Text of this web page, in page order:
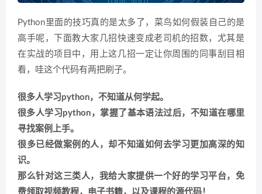
Python里面的技巧真的是太多了，菜鸟如何假装自己的是
高手呢，下面教大家几招快速变成老司机的招数，尤其是
在实战的项目中，用上这几招一定让你周围的同事刮目相
看，哇这个代码有两把刷子。
很多人学习python，不知道从何学起。
很多人学习python，掌握了基本语法过后，不知道在哪里
寻找案例上手。
很多已经做案例的人，却不知道如何去学习更加高深的知
识。
那么针对这三类人，我给大家提供一个好的学习平台，免
费领取视频教程，电子书籍，以及课程的源代码！